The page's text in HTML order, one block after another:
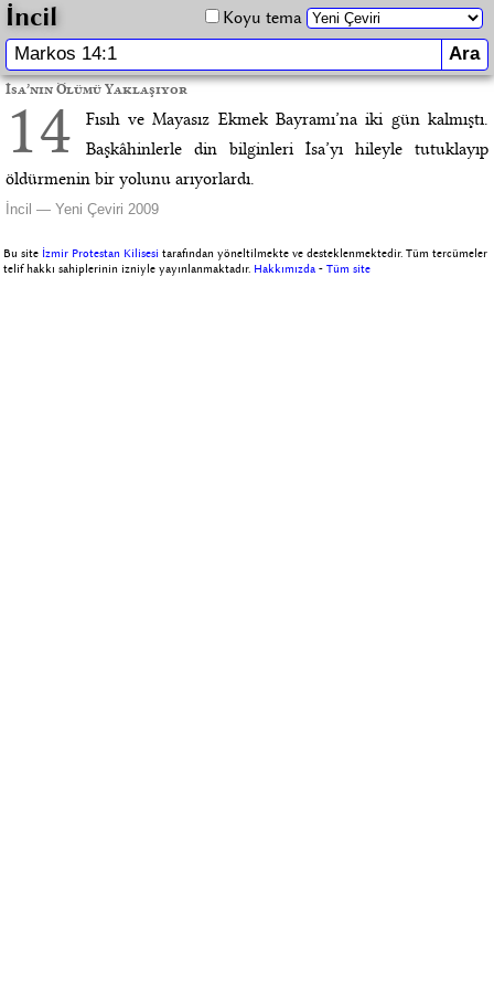
İncil Koyu tema
İsa’nın Ölümü Yaklaşıyor
14
Fısıh ve Mayasız Ekmek Bayramı’na iki gün kalmıştı.
Başkâhinlerle din bilginleri İsa’yı hileyle tutuklayıp
öldürmenin bir yolunu arıyorlardı.
İncil — Yeni Çeviri 2009
Bu site İzmir Protestan Kilisesi tarafından yöneltilmekte ve desteklenmektedir. Tüm tercümeler
telif hakkı sahiplerinin izniyle yayınlanmaktadır. Hakkımızda -Tüm site